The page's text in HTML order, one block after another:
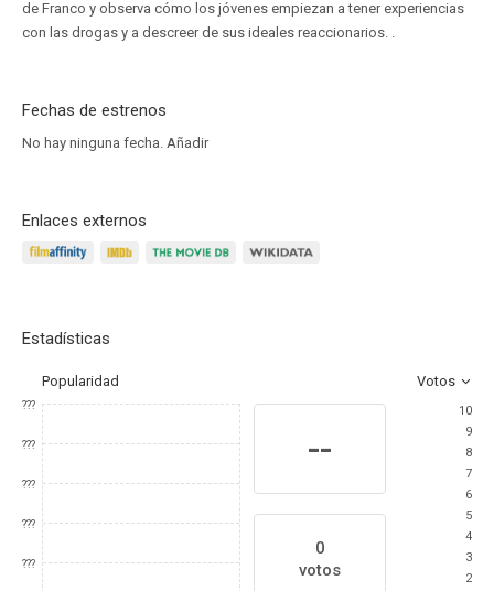
de Franco y observa cómo los jóvenes empiezan a tener experiencias
con las drogas y a descreer de sus ideales reaccionarios. .
Fechas de estrenos
No hay ninguna fecha. Añadir
Enlaces externos
Estadísticas
Popularidad Votos
???
???
???
???
???
--
0
votos
10
9
8
7
6
5
4
3
2